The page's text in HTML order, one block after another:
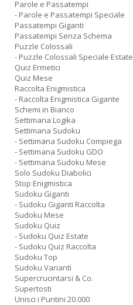
Parole e Passatempi
- Parole e Passatempi Speciale
Passatempi Giganti
Passatempi Senza Schema
Puzzle Colossali
- Puzzle Colossali Speciale Estate
Quiz Ermetici
Quiz Mese
Raccolta Enigmistica
- Raccolta Enigmistica Gigante
Schemi in Bianco
Settimana Logika
Settimana Sudoku
- Settimana Sudoku Compiega
- Settimana Sudoku GDO
- Settimana Sudoku Mese
Solo Sudoku Diabolici
Stop Enigmistica
Sudoku Giganti
- Sudoku Giganti Raccolta
Sudoku Mese
Sudoku Quiz
- Sudoku Quiz Estate
- Sudoku Quiz Raccolta
Sudoku Top
Sudoku Varianti
Supercrucintarsi & Co.
Supertosti
Unisci i Puntini 20.000